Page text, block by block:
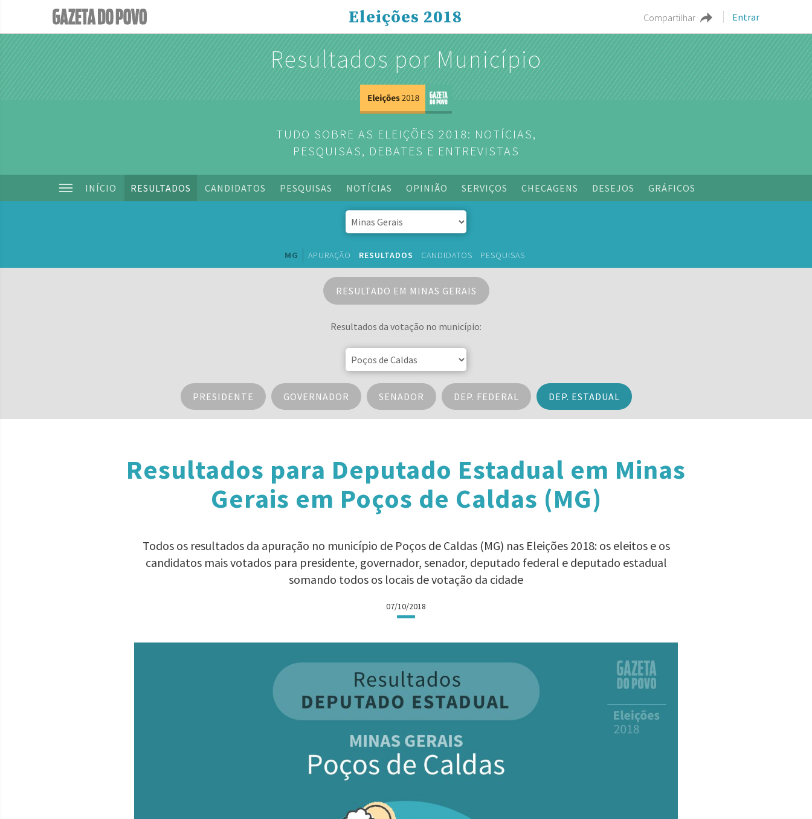
Compartilhar Entrar
Eleições 2018
Resultados por Município
TUDO SOBRE AS ELEIÇÕES 2018: NOTÍCIAS,
PESQUISAS, DEBATES E ENTREVISTAS
INÍCIO RESULTADOS CANDIDATOS PESQUISAS NOTÍCIAS OPINIÃO SERVIÇOS CHECAGENS DESEJOS GRÁFICOS
MG APURAÇÃO RESULTADOS CANDIDATOS PESQUISAS
RESULTADO EM MINAS GERAIS
Resultados da votação no município:
PRESIDENTE GOVERNADOR SENADOR DEP. FEDERAL DEP. ESTADUAL
Resultados para Deputado Estadual em Minas
Gerais em Poços de Caldas (MG)
Todos os resultados da apuração no município de Poços de Caldas (MG) nas Eleições 2018: os eleitos e os
candidatos mais votados para presidente, governador, senador, deputado federal e deputado estadual
somando todos os locais de votação da cidade
07/10/2018